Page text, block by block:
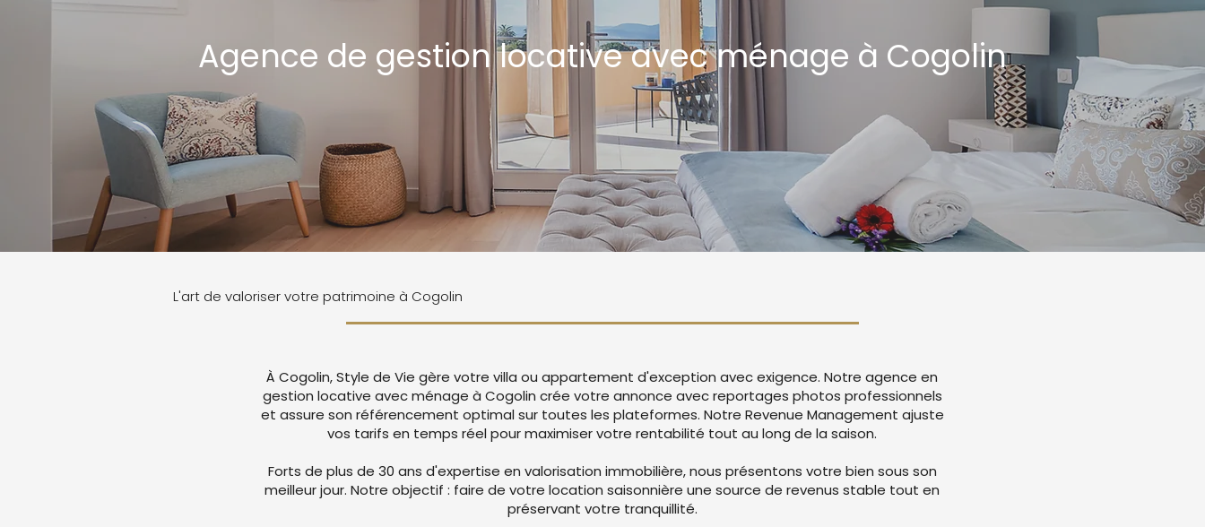
Agence de gestion locative avec ménage à Cogolin
L'art de valoriser votre patrimoine à Cogolin
À Cogolin, Style de Vie gère votre villa ou appartement d'exception avec exigence. Notre agence en
gestion locative avec ménage à Cogolin crée votre annonce avec reportages photos professionnels
et assure son référencement optimal sur toutes les plateformes. Notre Revenue Management ajuste
vos tarifs en temps réel pour maximiser votre rentabilité tout au long de la saison.
Forts de plus de 30 ans d'expertise en valorisation immobilière, nous présentons votre bien sous son
meilleur jour. Notre objectif : faire de votre location saisonnière une source de revenus stable tout en
préservant votre tranquillité.